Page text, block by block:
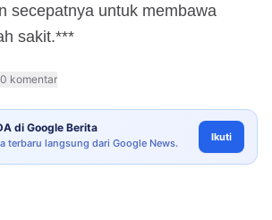
secepatnya untuk membawa
sakit.***
0 komentar
di Google Berita
terbaru langsung dari Google News. Ikuti